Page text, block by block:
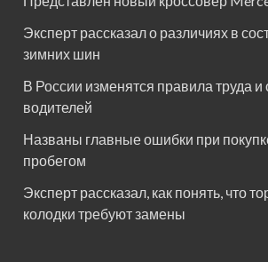
Эксперт рассказал о различиях в
зимних шин
В России изменятся правила труда и
водителей
Названы главные ошибки при
пробегом
Эксперт рассказал, как понять, что
колодки требуют замены